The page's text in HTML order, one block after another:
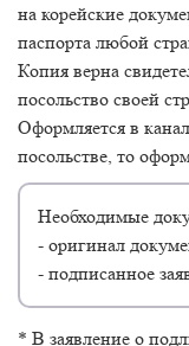
на корейские
паспорта любой
Копия верна
посольство своей
Оформляется в
посольстве, то
Необходимые
- оригинал
- подписанное
* В заявление о